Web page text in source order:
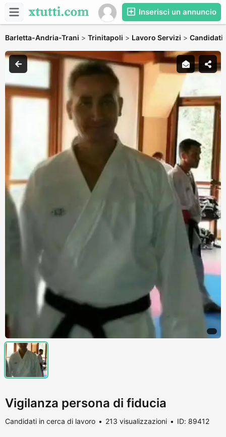
Inserisci un annuncio
Barletta-Andria-Trani > Trinitapoli > Lavoro Servizi > Candidati
Vigilanza persona di fiducia
Candidati in cerca di lavoro 213 visualizzazioni ID: 89412